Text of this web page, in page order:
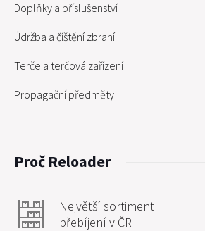
Doplňky a příslušenství
Údržba a číštění zbraní
Terče a terčová zařízení
Propagační předměty
Proč Reloader
Největší sortiment
přebíjení v ČR